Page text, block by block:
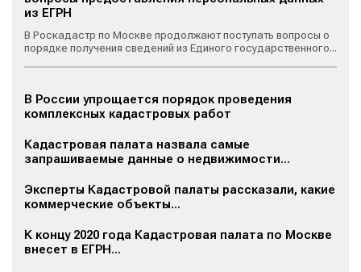
из ЕГРН
В Роскадастр по Москве продолжают поступать вопросы о
порядке получения сведений из Единого государственного...
В России упрощается порядок проведения
комплексных кадастровых работ
Кадастровая палата назвала самые
запрашиваемые данные о недвижимости...
Эксперты Кадастровой палаты рассказали, какие
коммерческие объекты...
К концу 2020 года Кадастровая палата по Москве
внесет в ЕГРН...